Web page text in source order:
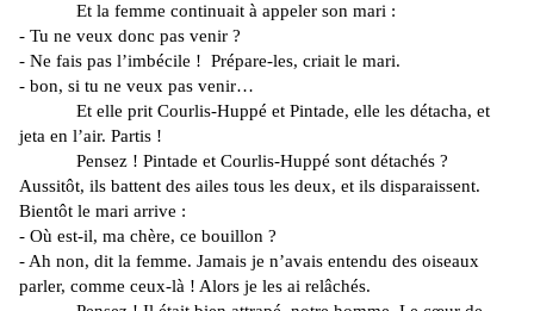
Et la femme continuait à appeler son mari :
- Tu ne veux donc pas venir ?
- Ne fais pas l’imbécile ! Prépare-les, criait le mari.
- bon, si tu ne veux pas venir…
Et elle prit Courlis-Huppé et Pintade, elle les détacha, et
jeta en l’air. Partis !
Pensez ! Pintade et Courlis-Huppé sont détachés ?
Aussitôt, ils battent des ailes tous les deux, et ils disparaissent.
Bientôt le mari arrive :
- Où est-il, ma chère, ce bouillon ?
- Ah non, dit la femme. Jamais je n’avais entendu des oiseaux
parler, comme ceux-là ! Alors je les ai relâchés.